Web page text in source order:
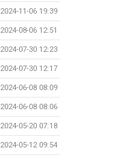
2024-11-06 19:39
2024-08-06 12:51
2024-07-30 12:23
2024-07-30 12:17
2024-06-08 08:09
2024-06-08 08:06
2024-05-20 07:18
2024-05-12 09:54